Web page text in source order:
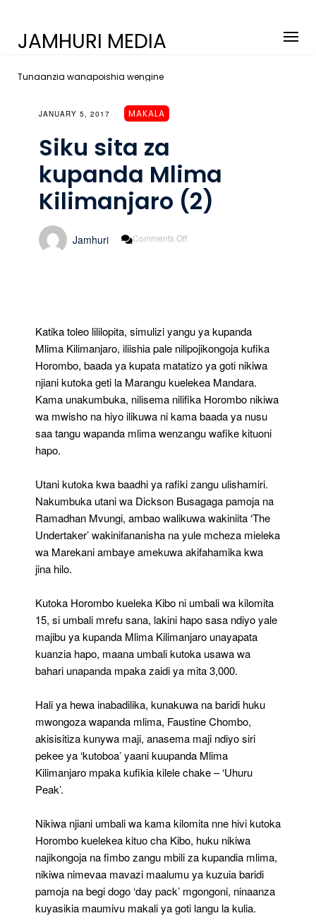
JAMHURI MEDIA
Tunaanzia wanapoishia wengine
JANUARY 5, 2017 MAKALA
Siku sita za
kupanda Mlima
Kilimanjaro (2)
Jamhuri Comments Off
Katika toleo lililopita, simulizi yangu ya kupanda
Mlima Kilimanjaro, iliishia pale nilipojikongoja kufika
Horombo, baada ya kupata matatizo ya goti nikiwa
njiani kutoka geti la Marangu kuelekea Mandara.
Kama unakumbuka, nilisema nilifika Horombo nikiwa
wa mwisho na hiyo ilikuwa ni kama baada ya nusu
saa tangu wapanda mlima wenzangu wafike kituoni
hapo.
Utani kutoka kwa baadhi ya rafiki zangu ulishamiri.
Nakumbuka utani wa Dickson Busagaga pamoja na
Ramadhan Mvungi, ambao walikuwa wakiniita ‘The
Undertaker’ wakinifananisha na yule mcheza mieleka
wa Marekani ambaye amekuwa akifahamika kwa
jina hilo.
Kutoka Horombo kueleka Kibo ni umbali wa kilomita
15, si umbali mrefu sana, lakini hapo sasa ndiyo yale
majibu ya kupanda Mlima Kilimanjaro unayapata
kuanzia hapo, maana umbali kutoka usawa wa
bahari unapanda mpaka zaidi ya mita 3,000.
Hali ya hewa inabadilika, kunakuwa na baridi huku
mwongoza wapanda mlima, Faustine Chombo,
akisisitiza kunywa maji, anasema maji ndiyo siri
pekee ya ‘kutoboa’ yaani kuupanda Mlima
Kilimanjaro mpaka kufikia kilele chake – ‘Uhuru
Peak’.
Nikiwa njiani umbali wa kama kilomita nne hivi kutoka
Horombo kuelekea kituo cha Kibo, huku nikiwa
najikongoja na fimbo zangu mbili za kupandia mlima,
nikiwa nimevaa mavazi maalumu ya kuzuia baridi
pamoja na begi dogo ‘day pack’ mgongoni, ninaanza
kuyasikia maumivu makali ya goti langu la kulia.